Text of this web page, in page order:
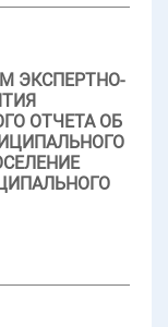
ЭКСПЕРТНО-
ОТЧЕТА ОБ